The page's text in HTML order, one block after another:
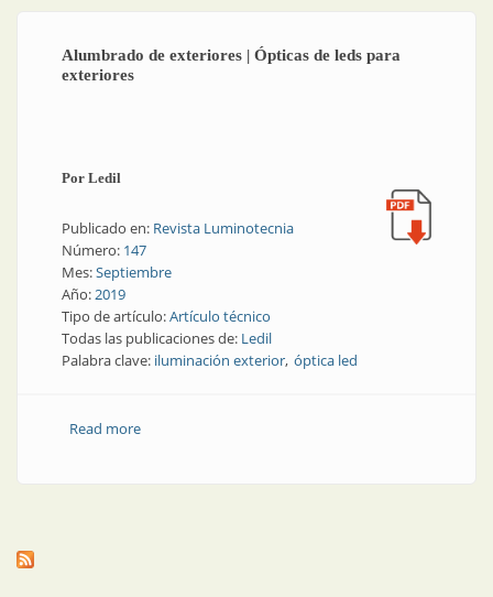
Alumbrado de exteriores | Ópticas de leds para
exteriores
Por Ledil
Publicado en: Revista Luminotecnia
Número: 147
Mes:Septiembre
Año:2019
Tipo de artículo:Artículo técnico
Todas las publicaciones de: Ledil
Palabra clave: iluminación exterior óptica led
Read moreabout Alumbrado de exteriores | Ópticas de leds para